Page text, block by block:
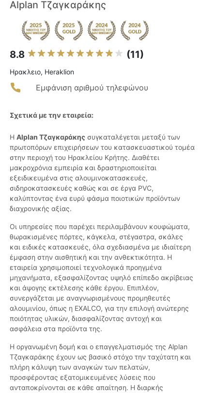
Alplan Τζαγκαράκης
8.8 (11)
Ηρακλειο, Heraklion
Εμφάνιση αριθμού τηλεφώνου
Σχετικά με την εταιρεία:
Η Alplan Τζαγκαράκης συγκαταλέγεται μεταξύ των
πρωτοπόρων επιχειρήσεων του κατασκευαστικού τομέα
στην περιοχή του Ηρακλείου Κρήτης. Διαθέτει
μακροχρόνια εμπειρία και δραστηριοποιείται
εξειδικευμένα στις αλουμινοκατασκευές,
σιδηροκατασκευές καθώς και σε έργα PVC,
καλύπτοντας ένα ευρύ φάσμα ποιοτικών προϊόντων
διαχρονικής αξίας.
Οι υπηρεσίες που παρέχει περιλαμβάνουν κουφώματα,
θωρακισμένες πόρτες, κάγκελα, στέγαστρα, σκάλες
και ειδικές κατασκευές, όλα σχεδιασμένα με ιδιαίτερη
έμφαση στην αισθητική και την ανθεκτικότητα. Η
εταιρεία χρησιμοποιεί τεχνολογικά προηγμένα
μηχανήματα, εξασφαλίζοντας υψηλό επίπεδο ακρίβειας
και άψογης εκτέλεσης κάθε έργου. Επιπλέον,
συνεργάζεται με αναγνωρισμένους προμηθευτές
αλουμινίου, όπως η EXALCO, για την επιλογή ανώτερης
ποιότητας υλικών, διασφαλίζοντας αντοχή και
ασφάλεια στα προϊόντα της.
Η οργανωμένη δομή και ο επαγγελματισμός της Alplan
Τζαγκαράκης έχουν ως βασικό στόχο την ταχύτατη και
πλήρη κάλυψη των αναγκών των πελατών,
προσφέροντας εξατομικευμένες λύσεις που
ανταποκρίνονται σε κάθε απαίτηση. Η διαρκής